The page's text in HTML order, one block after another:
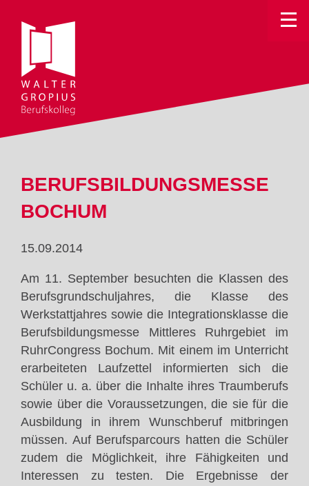
BERUFSBILDUNGSMESSE
BOCHUM
15.09.2014
Am 11. September besuchten die Klassen des
Berufsgrundschuljahres, die Klasse des
Werkstattjahres sowie die Integrationsklasse die
Berufsbildungsmesse Mittleres Ruhrgebiet im
RuhrCongress Bochum. Mit einem im Unterricht
erarbeiteten Laufzettel informierten sich die
Schüler u. a. über die Inhalte ihres Traumberufs
sowie über die Voraussetzungen, die sie für die
Ausbildung in ihrem Wunschberuf mitbringen
müssen. Auf Berufsparcours hatten die Schüler
zudem die Möglichkeit, ihre Fähigkeiten und
Interessen zu testen. Die Ergebnisse der